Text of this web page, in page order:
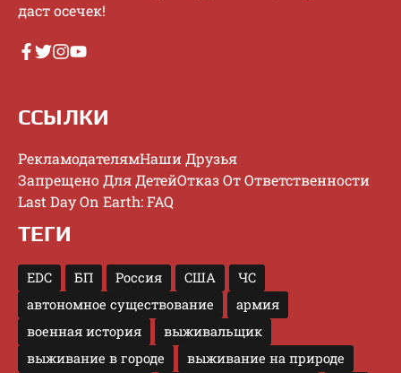
дacт oceчeк!
ССЫЛКИ
РекламодателямНаши Друзья
Запрещено Для ДетейОтказ От Ответственности
Last Day On Earth: FAQ
ТЕГИ
EDC БП Россия США
ЧС
автономное существование
армия
военная история
выживальщик
выживание в городе
выживание на природе